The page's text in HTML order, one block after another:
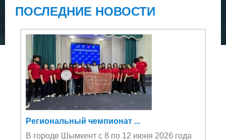
ПОСЛЕДНИЕ НОВОСТИ
Региональный чемпионат ...
В городе Шымкент с 8 по 12 июня 2026 года